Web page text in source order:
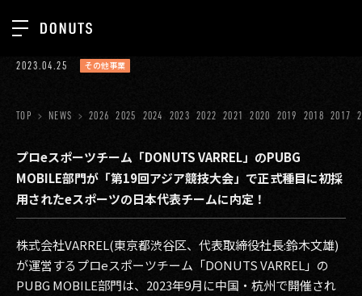
ジョブカン
ゲーム
ミクチャ
医療(CLIUS)
出版メディア
美少女図鑑
TOP
ABOUT
SERVICES
GROUP
RECRUIT
CONTACT
2023.04.25 その他事業
TOP NEWS 2026 2025 2024 2023 2022 2021 2020 2019 2018 2017
プロeスポーツチーム「DONUTS VARREL」のPUBG
MOBILE部門が「第19回アジア競技大会」で正式種目に初採
用されたeスポーツの日本代表チームに内定！
株式会社VARREL(東京都渋谷区、代表取締役社長:鈴木文雄)
が運営するプロeスポーツチーム「DONUTS VARREL」の
PUBG MOBILE部門は、2023年9月に中国・杭州で開催され